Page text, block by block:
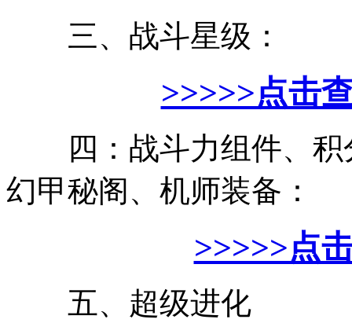
三、战斗星级：
>>>>>点击
四：战斗力组件、积
幻甲秘阁、机师装备：
>>>>>点
五、超级进化